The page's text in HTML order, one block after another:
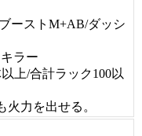
ーストM+AB/ダッシ
ラー
上/合計ラック100以
力を出せる。